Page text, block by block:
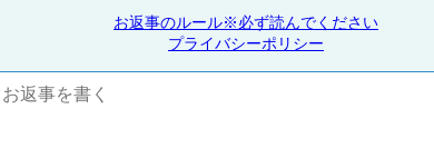
お返事のルール※必ず読んでください
プライバシーポリシー